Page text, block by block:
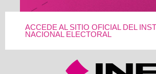
ACCEDE AL SITIO OFICIAL DEL
NACIONAL ELECTORAL